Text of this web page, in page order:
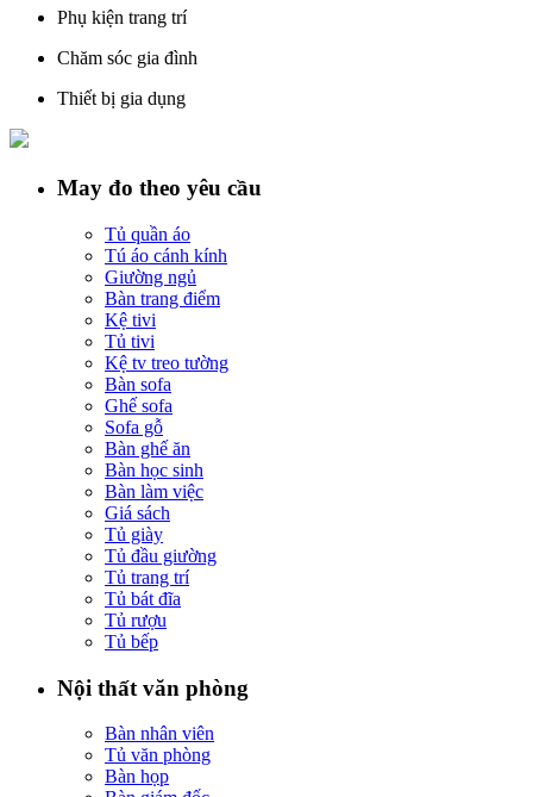
Phụ kiện trang trí
Chăm sóc gia đình
Thiết bị gia dụng
May đo theo yêu cầu
Tủ quần áo
Tú áo cánh kính
Giường ngủ
Bàn trang điểm
Kệ tivi
Tủ tivi
Kệ tv treo tường
Bàn sofa
Ghế sofa
Sofa gỗ
Bàn ghế ăn
Bàn học sinh
Bàn làm việc
Giá sách
Tủ giày
Tủ đầu giường
Tủ trang trí
Tủ bát đĩa
Tủ rượu
Tủ bếp
Nội thất văn phòng
Bàn nhân viên
Tủ văn phòng
Bàn họp